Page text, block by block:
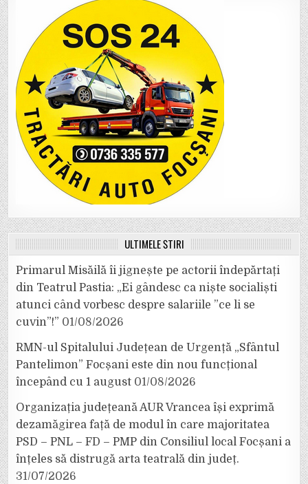
ULTIMELE ȘTIRI
Primarul Misăilă îi jignește pe actorii îndepărtați
din Teatrul Pastia: „Ei gândesc ca niște socialiști
atunci când vorbesc despre salariile ”ce li se
cuvin”!” 01/08/2026
RMN-ul Spitalului Județean de Urgență „Sfântul
Pantelimon” Focșani este din nou funcțional
începând cu 1 august 01/08/2026
Organizația județeană AUR Vrancea își exprimă
dezamăgirea față de modul în care majoritatea
PSD – PNL – FD – PMP din Consiliul local Focșani a
înțeles să distrugă arta teatrală din județ.
31/07/2026